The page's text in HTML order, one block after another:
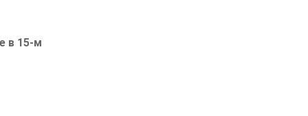
в 15-м